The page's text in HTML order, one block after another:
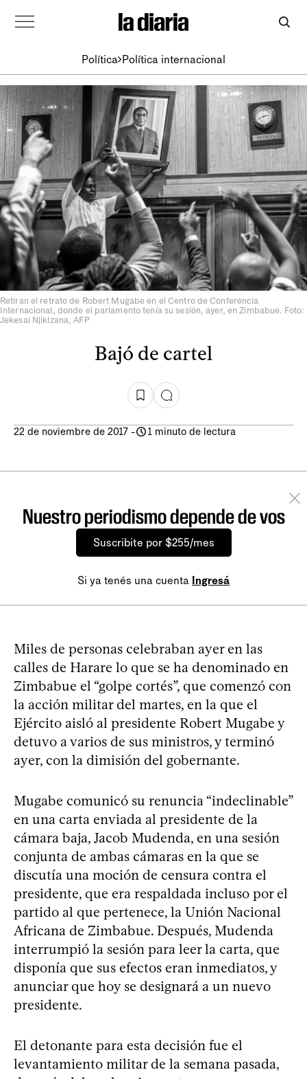
Política Política internacional
Retiran el retrato de Robert Mugabe en el Centro de Conferencia
Internacional, donde el parlamento tenía su sesión, ayer, en Zimbabue. Foto:
Jekesai Njikizana, AFP
Bajó de cartel
22 de noviembre de 2017 - 1 minuto de lectura
Nuestro periodismo depende de vos
Suscribite por $255/mes
Si ya tenés una cuenta Ingresá
Miles de personas celebraban ayer en las
calles de Harare lo que se ha denominado en
Zimbabue el “golpe cortés”, que comenzó con
la acción militar del martes, en la que el
Ejército aisló al presidente Robert Mugabe y
detuvo a varios de sus ministros, y terminó
ayer, con la dimisión del gobernante.
Mugabe comunicó su renuncia “indeclinable”
en una carta enviada al presidente de la
cámara baja, Jacob Mudenda, en una sesión
conjunta de ambas cámaras en la que se
discutía una moción de censura contra el
presidente, que era respaldada incluso por el
partido al que pertenece, la Unión Nacional
Africana de Zimbabue. Después, Mudenda
interrumpió la sesión para leer la carta, que
disponía que sus efectos eran inmediatos, y
anunciar que hoy se designará a un nuevo
presidente.
El detonante para esta decisión fue el
levantamiento militar de la semana pasada,